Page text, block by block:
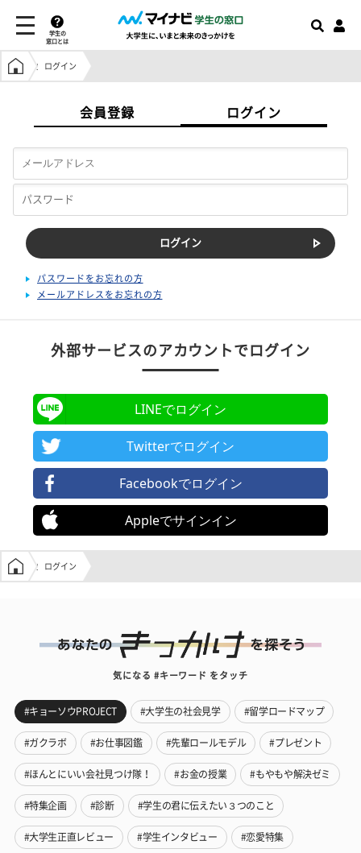
学生の
窓口とは
学生の窓口トップ
ログイン
会員登録 ログイン
パスワードをお忘れの方
メールアドレスをお忘れの方
外部サービスのアカウントでログイン
LINEでログイン
Twitterでログイン
Facebookでログイン
Appleでサインイン
学生の窓口トップ
ログイン
気になる #キーワード をタッチ
#キョーソウPROJECT #大学生の社会見学 #留学ロードマップ
#ガクラボ #お仕事図鑑 #先輩ロールモデル #プレゼント
#ほんとにいい会社見つけ隊！ #お金の授業 #もやもや解決ゼミ
#特集企画 #診断 #学生の君に伝えたい３つのこと
#大学生正直レビュー #学生インタビュー #恋愛特集